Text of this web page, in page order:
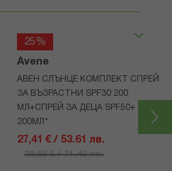
25%
Avene
АВЕН СЛЪНЦЕ КОМПЛЕКТ СПРЕЙ
ЗА ВЪЗРАСТНИ SPF30 200
МЛ+СПРЕЙ ЗА ДЕЦА SPF50+
200МЛ*
27,41 € / 53.61 лв.
36,55 € / 71.49 лв.